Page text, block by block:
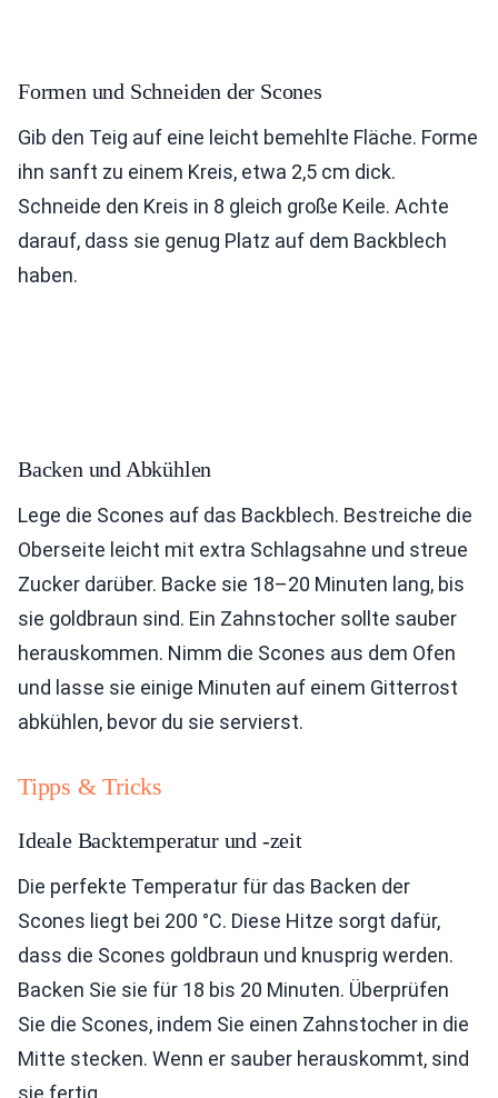
Formen und Schneiden der Scones
Gib den Teig auf eine leicht bemehlte Fläche. Forme
ihn sanft zu einem Kreis, etwa 2,5 cm dick.
Schneide den Kreis in 8 gleich große Keile. Achte
darauf, dass sie genug Platz auf dem Backblech
haben.
Backen und Abkühlen
Lege die Scones auf das Backblech. Bestreiche die
Oberseite leicht mit extra Schlagsahne und streue
Zucker darüber. Backe sie 18–20 Minuten lang, bis
sie goldbraun sind. Ein Zahnstocher sollte sauber
herauskommen. Nimm die Scones aus dem Ofen
und lasse sie einige Minuten auf einem Gitterrost
abkühlen, bevor du sie servierst.
Tipps & Tricks
Ideale Backtemperatur und -zeit
Die perfekte Temperatur für das Backen der
Scones liegt bei 200 °C. Diese Hitze sorgt dafür,
dass die Scones goldbraun und knusprig werden.
Backen Sie sie für 18 bis 20 Minuten. Überprüfen
Sie die Scones, indem Sie einen Zahnstocher in die
Mitte stecken. Wenn er sauber herauskommt, sind
sie fertig.